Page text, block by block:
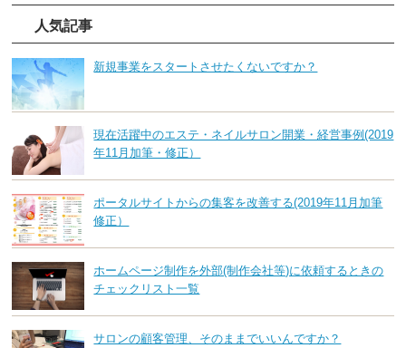
人気記事
新規事業をスタートさせたくないですか？
現在活躍中のエステ・ネイルサロン開業・経営事例(2019
年11月加筆・修正）
ポータルサイトからの集客を改善する(2019年11月加筆
修正）
ホームページ制作を外部(制作会社等)に依頼するときの
チェックリスト一覧
サロンの顧客管理、そのままでいいんですか？